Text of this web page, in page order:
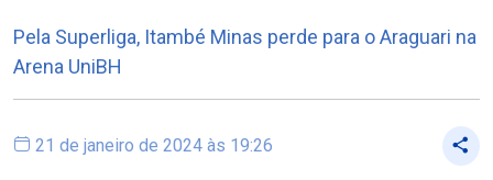
Pela Superliga, Itambé Minas perde para o Araguari na
Arena UniBH
21 de janeiro de 2024 às 19:26